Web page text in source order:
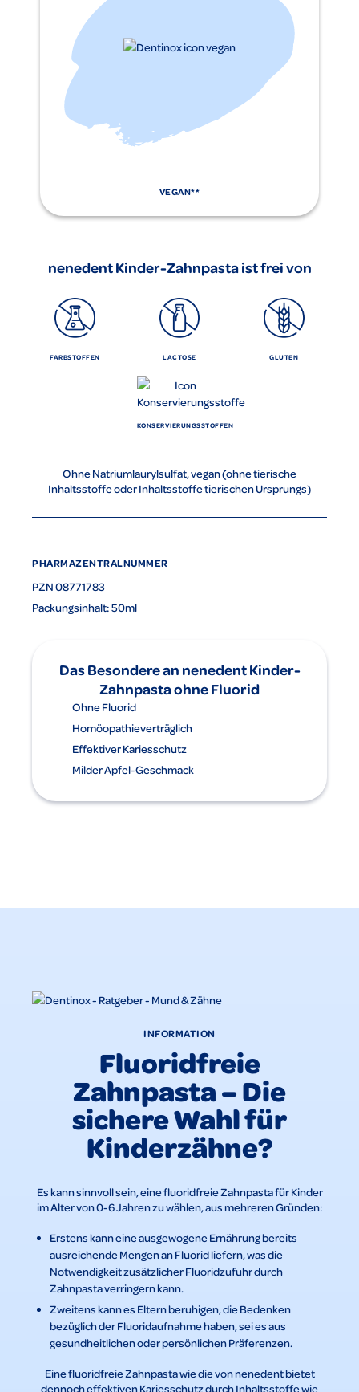
VEGAN**
nenedent Kinder-Zahnpasta ist frei von
FARBSTOFFEN LACTOSE GLUTEN
KONSERVIERUNGSSTOFFEN
Ohne Natriumlaurylsulfat, vegan (ohne tierische
Inhaltsstoffe oder Inhaltsstoffe tierischen Ursprungs)
PHARMAZENTRALNUMMER
PZN 08771783
Packungsinhalt: 50ml
Das Besondere an nenedent Kinder-
Zahnpasta ohne Fluorid
Ohne Fluorid
Homöopathieverträglich
Effektiver Kariesschutz
Milder Apfel-Geschmack
INFORMATION
Fluoridfreie
Zahnpasta – Die
sichere Wahl für
Kinderzähne?
Es kann sinnvoll sein, eine fluoridfreie Zahnpasta für Kinder
im Alter von 0-6 Jahren zu wählen, aus mehreren Gründen:
Erstens kann eine ausgewogene Ernährung bereits
ausreichende Mengen an Fluorid liefern, was die
Notwendigkeit zusätzlicher Fluoridzufuhr durch
Zahnpasta verringern kann.
Zweitens kann es Eltern beruhigen, die Bedenken
bezüglich der Fluoridaufnahme haben, sei es aus
gesundheitlichen oder persönlichen Präferenzen.
Eine fluoridfreie Zahnpasta wie die von nenedent bietet
dennoch effektiven Kariesschutz durch Inhaltsstoffe wie